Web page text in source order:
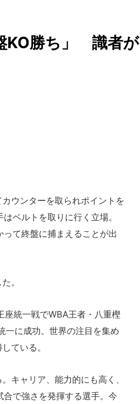
KO勝ち」 識者が
ウンターを取られポイントを
ベルトを取りに行く立場。
て終盤に捕まえることが出
。
統一戦でWBA王者・八重樫
一に成功。世界の注目を集め
ている。
キャリア、能力的にも高く、
で強さを発揮する選手。今